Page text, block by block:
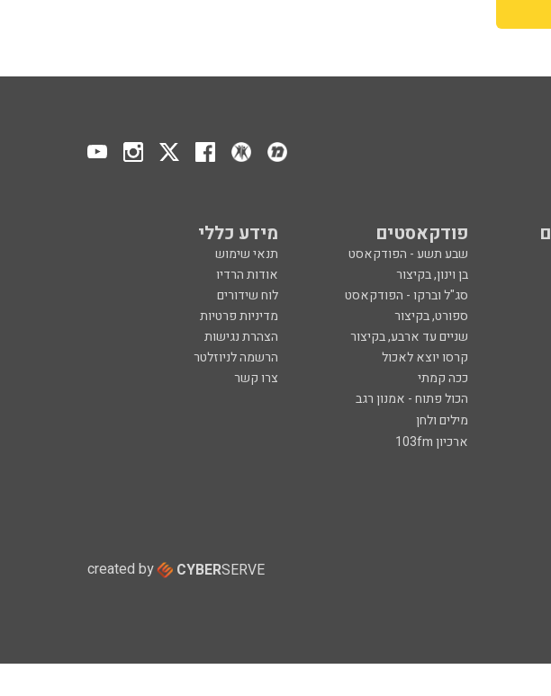
פודקאסטים מידע כללי
שבע תשע - הפודקאסט
תנאי שימוש
בן וינון, בקיצור
אודות הרדיו
סג"ל וברקו - הפודקאסט
לוח שידורים
ספורט, בקיצור
מדיניות פרטיות
שניים עד ארבע, בקיצור
הצהרת נגישות
קרסו יוצא לאכול
הרשמה לניוזלטר
ככה קמתי
צרו קשר
הכול פתוח - אמנון רגב
מילים ולחן
ארכיון 103fm
created by CYBERSERVE